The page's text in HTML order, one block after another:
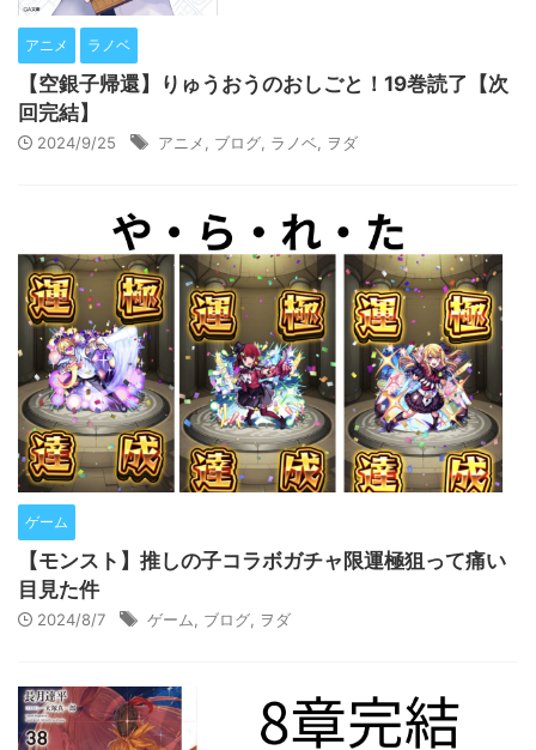
アニメ ラノベ
【空銀子帰還】りゅうおうのおしごと！19巻読了【次
回完結】
2024/9/25 アニメ, ブログ, ラノベ, ヲダ
ゲーム
【モンスト】推しの子コラボガチャ限運極狙って痛い
目見た件
2024/8/7 ゲーム ブログ ヲダ